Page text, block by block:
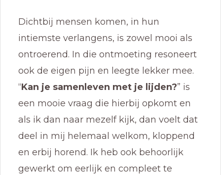
Dichtbij mensen komen, in hun
intiemste verlangens, is zowel mooi als
ontroerend. In die ontmoeting resoneert
ook de eigen pijn en leegte lekker mee.
“Kan je samenleven met je lijden?” is
een mooie vraag die hierbij opkomt en
als ik dan naar mezelf kijk, dan voelt dat
deel in mij helemaal welkom, kloppend
en erbij horend. Ik heb ook behoorlijk
gewerkt om eerlijk en compleet te